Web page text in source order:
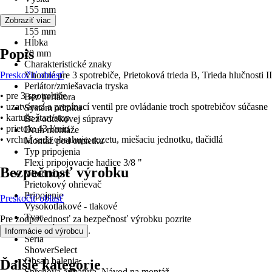
155 mm
Šírka
155 mm
Hĺbka
20 mm
Charakteristické znaky
Vhodné pre 3 spotrebiče, Prietoková trieda B, Trieda hlučnosti II
Perlátor/zmiešavacia tryska
Bez perlátora
Systém odtoku
Bez odtokovej súpravy
Druh montáže
Montáž pod omietku
Typ pripojenia
Flexi pripojovacie hadice 3/8 "
Vhodné pre
Prietokový ohrievač
Pripojenie
Vysokotlakové - tlakové
Tvar
Hranatý
Séria
ShowerSelect
Obsah balenia
Zobraziť viac
Popis
Preskočiť oblasť
• pre 3 spotrebiče
• uzatvárací a prepínací ventil pre ovládanie troch spotrebičov súčasne
• kartuše štart/stop
• prietok: 43 l/min
• vrchná sada obsahuje: rozetu, miešaciu jednotku, tlačidlá
Bezpečnosť výrobku
Preskočiť oblasť
Pre zodpovednosť za bezpečnosť výrobku pozrite
Informácie od výrobcu .
Ďalšie kategórie